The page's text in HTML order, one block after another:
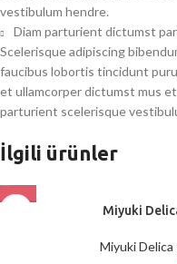
vestibulum hendre.
Diam parturient dictumst
Scelerisque adipiscing
faucibus lobortis tincidunt
et ullamcorper dictumst mus
parturient scelerisque
İlgili ürünler
Miyuki
Miyuki Delica